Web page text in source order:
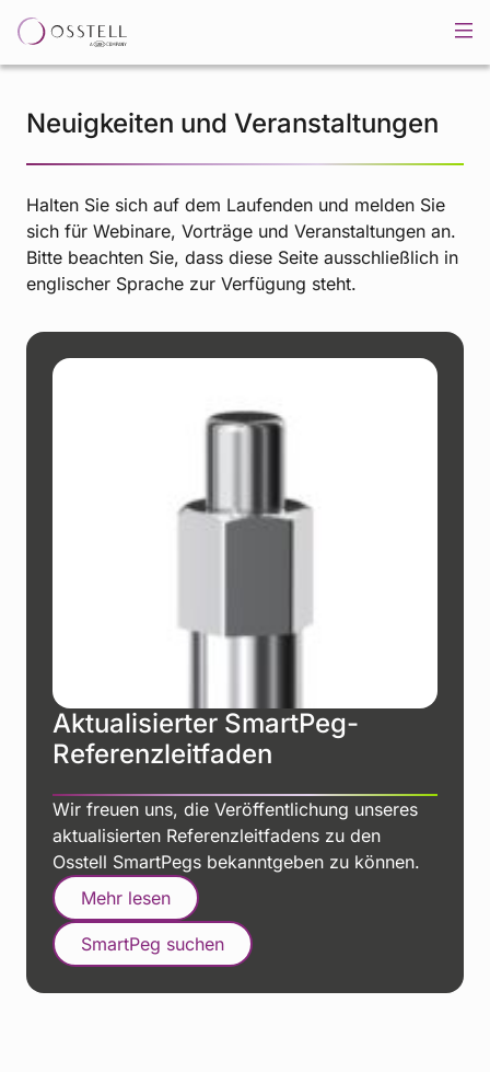
Neuigkeiten und Veranstaltungen
Halten Sie sich auf dem Laufenden und melden Sie
sich für Webinare, Vorträge und Veranstaltungen an.
Bitte beachten Sie, dass diese Seite ausschließlich in
englischer Sprache zur Verfügung steht.
Aktualisierter SmartPeg-
Referenzleitfaden
Wir freuen uns, die Veröffentlichung unseres
aktualisierten Referenzleitfadens zu den
Osstell SmartPegs bekanntgeben zu können.
Mehr lesen
SmartPeg suchen